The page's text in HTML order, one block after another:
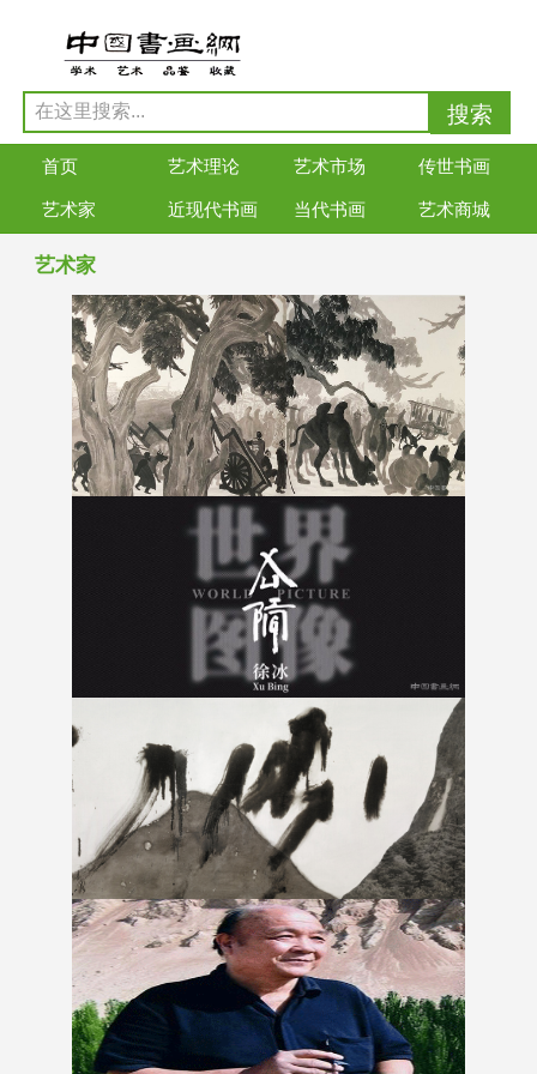
首页 艺术理论 艺术市场 传世书画
艺术家 近现代书画 当代书画 艺术商城
艺术家